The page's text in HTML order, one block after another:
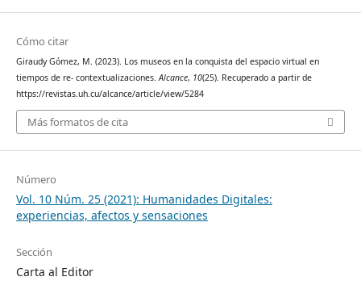
Cómo citar
Giraudy Gómez, M. (2023). Los museos en la conquista del espacio virtual en
tiempos de re- contextualizaciones.Alcance, 10(25). Recuperado a partir de
https://revistas.uh.cu/alcance/article/view/5284
Más formatos de cita
Número
Vol. 10 Núm. 25 (2021): Humanidades Digitales:
experiencias, afectos y sensaciones
Sección
Carta al Editor